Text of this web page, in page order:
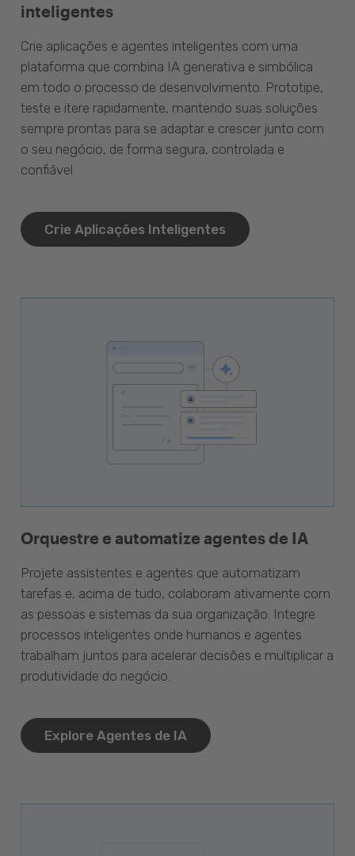
inteligentes
Crie aplicações e agentes inteligentes com uma
plataforma que combina IA generativa e simbólica
em todo o processo de desenvolvimento. Prototipe,
teste e itere rapidamente, mantendo suas soluções
sempre prontas para se adaptar e crescer junto com
o seu negócio, de forma segura, controlada e
confiável.
Crie Aplicações Inteligentes
Orquestre e automatize agentes de IA
Projete assistentes e agentes que automatizam
tarefas e, acima de tudo, colaboram ativamente com
as pessoas e sistemas da sua organização. Integre
processos inteligentes onde humanos e agentes
trabalham juntos para acelerar decisões e multiplicar a
produtividade do negócio.
Explore Agentes de IA